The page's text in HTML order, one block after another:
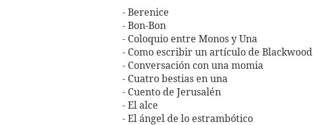
- Berenice
- Bon-Bon
- Coloquio entre Monos y Una
- Como escribir un artículo de Blackwood
- Conversación con una momia
- Cuatro bestias en una
- Cuento de Jerusalén
- El alce
- El ángel de lo estrambótico